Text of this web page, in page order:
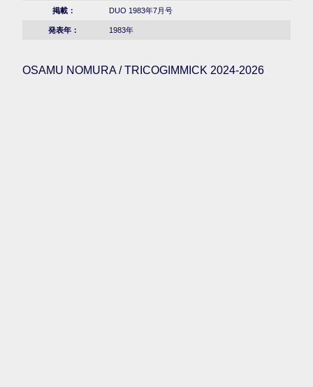
掲載： DUO 1983年7月号
発表年： 1983年
OSAMU NOMURA / TRICOGIMMICK 2024-2026